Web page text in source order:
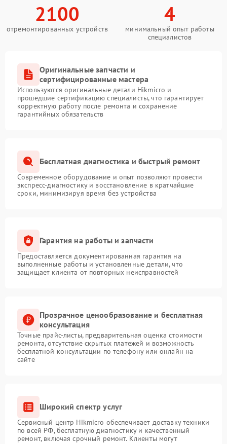
2100
отремонтированных устройств
4
минимальный опыт работы
специалистов
Оригинальные запчасти и
сертифицированные мастера
Используются оригинальные детали Hikmicro и
прошедшие сертификацию специалисты, что гарантирует
корректную работу после ремонта и сохранение
гарантийных обязательств
Бесплатная диагностика и быстрый ремонт
Современное оборудование и опыт позволяют провести
экспресс-диагностику и восстановление в кратчайшие
сроки, минимизируя время без устройства
Гарантия на работы и запчасти
Предоставляется документированная гарантия на
выполненные работы и установленные детали, что
защищает клиента от повторных неисправностей
Прозрачное ценообразование и бесплатная
консультация
Точные прайс-листы, предварительная оценка стоимости
ремонта, отсутствие скрытых платежей и возможность
бесплатной консультации по телефону или онлайн на
сайте
Широкий спектр услуг
Сервисный центр Hikmicro обеспечивает доставку техники
по всей РФ, бесплатную диагностику и качественный
ремонт, включая срочный ремонт. Клиенты могут